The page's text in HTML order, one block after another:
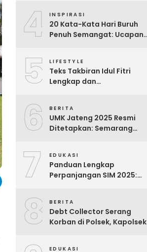
4 INSPIRASI
20 Kata-Kata Hari Buruh
Penuh Semangat: Ucapan
5 LIFESTYLE
Teks Takbiran Idul Fitri
Lengkap dan
6 BERITA
UMK Jateng 2025 Resmi
Ditetapkan: Semarang
7 EDUKASI
Panduan Lengkap
Perpanjangan SIM 2025:
8 BERITA
Debt Collector Serang
Korban di Polsek, Kapolsek
EDUKASI